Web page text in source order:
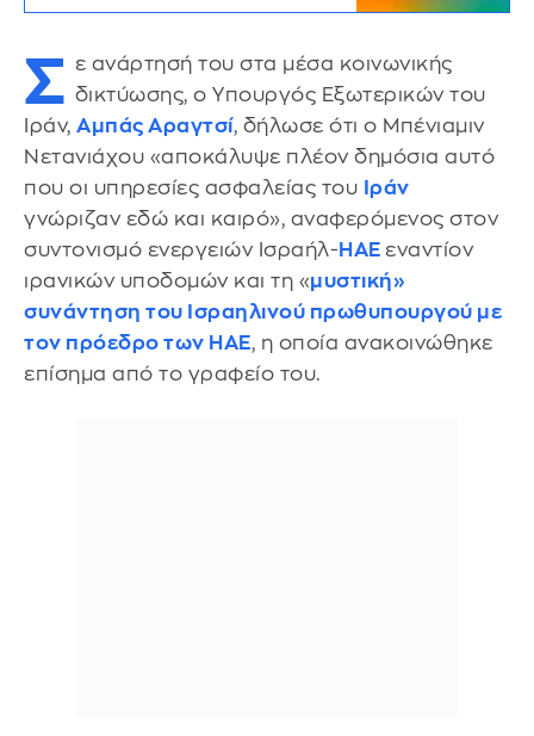
Σ ε ανάρτησή του στα μέσα κοινωνικής
δικτύωσης, ο Υπουργός Εξωτερικών του
Ιράν, Αμπάς Αραγτσί, δήλωσε ότι ο Μπένιαμιν
Νετανιάχου «αποκάλυψε πλέον δημόσια αυτό
που οι υπηρεσίες ασφαλείας του Ιράν
γνώριζαν εδώ και καιρό», αναφερόμενος στον
συντονισμό ενεργειών Ισραήλ- ΗΑΕ εναντίον
ιρανικών υποδομών και τη «μυστική»
συνάντηση του Ισραηλινού πρωθυπουργού με
τον πρόεδρο των ΗΑΕ, η οποία ανακοινώθηκε
επίσημα από το γραφείο του.